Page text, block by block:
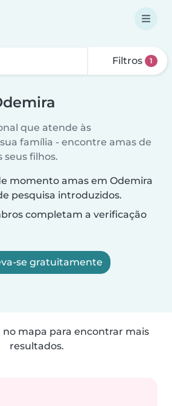
Filtros 1
que atende às
família - encontre amas de
seus filhos.
momento amas em Odemira
pesquisa introduzidos.
completam a verificação
se gratuitamente
no mapa para encontrar mais
resultados.